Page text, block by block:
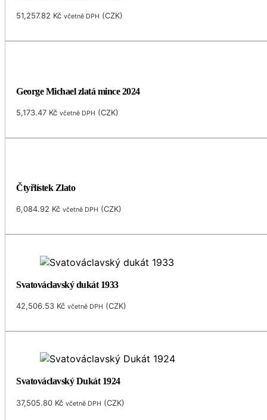
51,257.82 Kč včetně DPH (CZK)
George Michael zlatá mince 2024
5,173.47 Kč včetně DPH (CZK)
Čtyřlístek Zlato
6,084.92 Kč včetně DPH (CZK)
Svatováclavský dukát 1933
42,506.53 Kč včetně DPH (CZK)
Svatováclavský Dukát 1924
37,505.80 Kč včetně DPH (CZK)